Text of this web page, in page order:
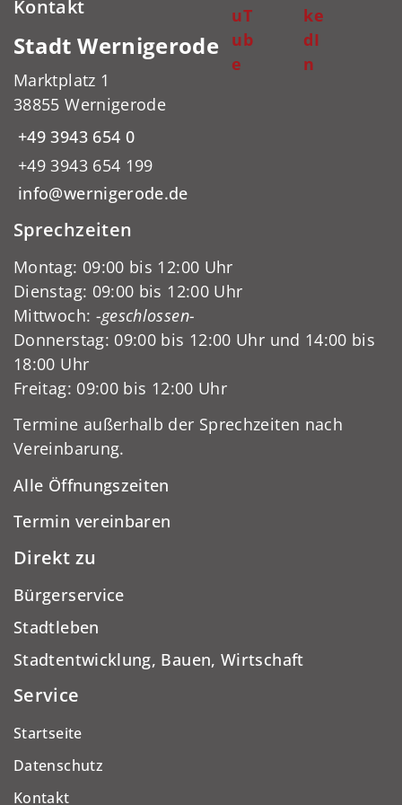
uT
ub
e
ke
dI
n
Kontakt
Stadt Wernigerode
Marktplatz 1
38855 Wernigerode
+49 3943 654 0
+49 3943 654 199
info@wernigerode.de
Sprechzeiten
Montag: 09:00 bis 12:00 Uhr
Dienstag: 09:00 bis 12:00 Uhr
Mittwoch: -geschlossen-
Donnerstag: 09:00 bis 12:00 Uhr und 14:00 bis
18:00 Uhr
Freitag: 09:00 bis 12:00 Uhr
Termine außerhalb der Sprechzeiten nach
Vereinbarung.
Alle Öffnungszeiten
Termin vereinbaren
Direkt zu
Bürgerservice
Stadtleben
Stadtentwicklung, Bauen, Wirtschaft
Service
Startseite
Datenschutz
Kontakt